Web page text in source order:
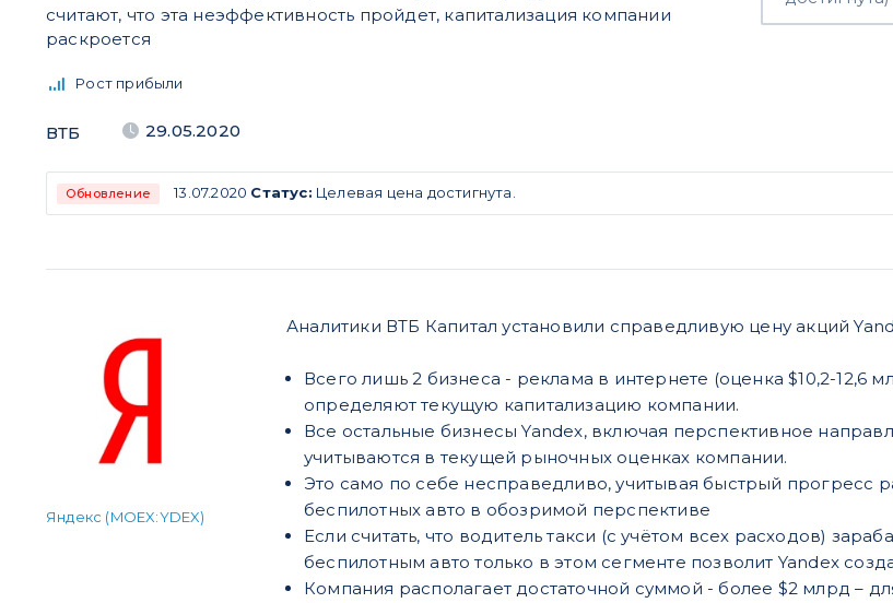
считают, что эта неэффективность пройдет, капитализация компании
раскроется
Рост прибыли
ВТБ 29.05.2020
Обновление 13.07.2020 Статус: Целевая цена достигнута.
Яндекс (MOEX:YDEX)
Аналитики ВТБ Капитал установили справедливую цену акций
Всего лишь 2 бизнеса - реклама в интернете (оценка $10,2-12,6
определяют текущую капитализацию компании.
Все остальные бизнесы Yandex, включая перспективное
учитываются в текущей рыночных оценках компании.
Это само по себе несправедливо, учитывая быстрый прогресс
беспилотных авто в обозримой перспективе
Если считать, что водитель такси (с учётом всех расходов)
беспилотным авто только в этом сегменте позволит Yandex
Компания располагает достаточной суммой - более $2 млрд –